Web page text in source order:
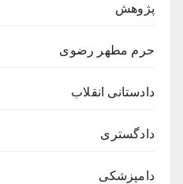
پژوهش
حرم مطهر رضوی
دادستانی انقلاب
دادگستری
دامپزشکی